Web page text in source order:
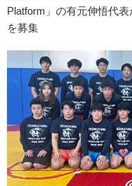
Platform」の有元伸悟代
を募集